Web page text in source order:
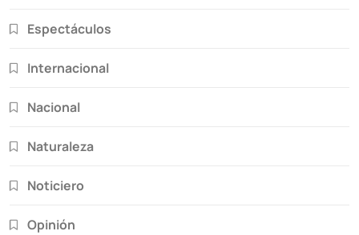
Espectáculos
Internacional
Nacional
Naturaleza
Noticiero
Opinión